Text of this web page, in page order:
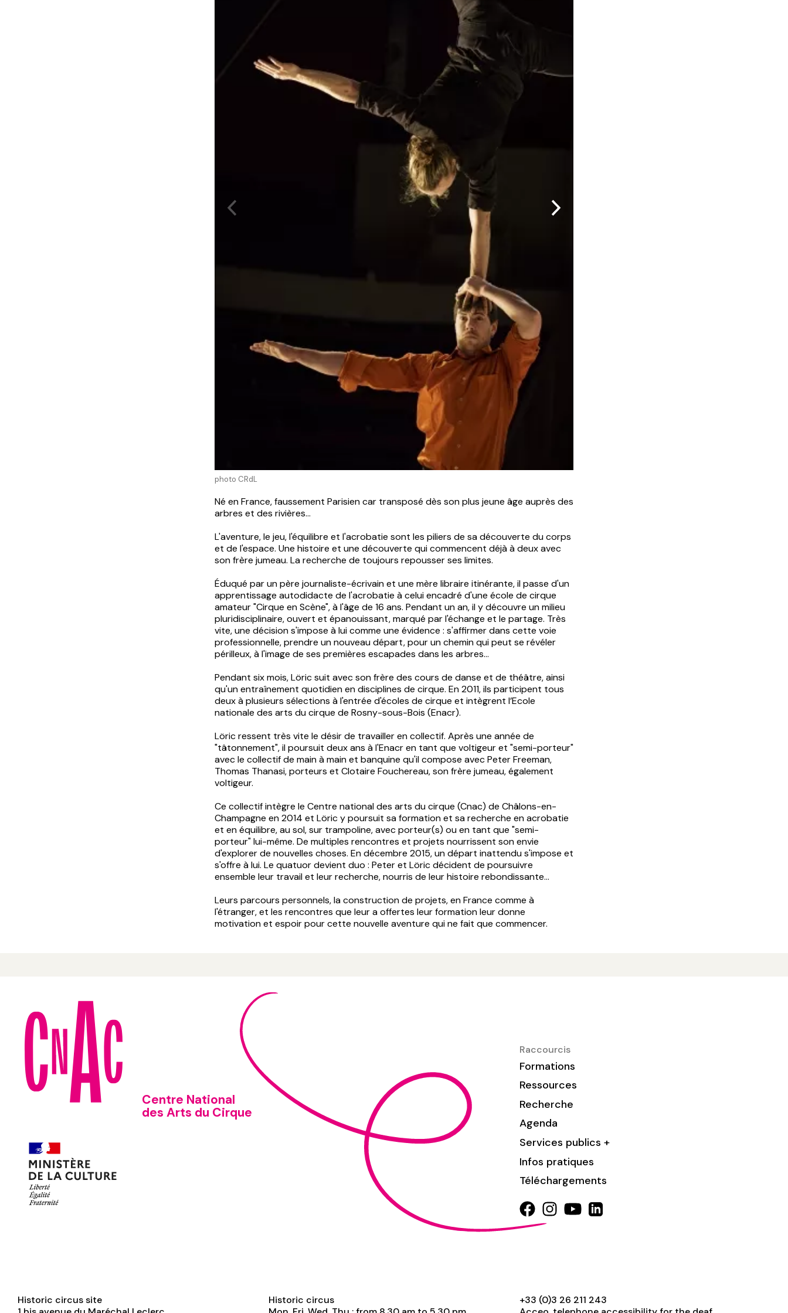
photo CRdL
Né en France, faussement Parisien car transposé dès son plus jeune âge auprès des
arbres et des rivières...
L'aventure, le jeu, l'équilibre et l'acrobatie sont les piliers de sa découverte du corps
et de l'espace. Une histoire et une découverte qui commencent déjà à deux avec
son frère jumeau. La recherche de toujours repousser ses limites.
Éduqué par un père journaliste-écrivain et une mère libraire itinérante, il passe d'un
apprentissage autodidacte de l'acrobatie à celui encadré d'une école de cirque
amateur "Cirque en Scène", à l'âge de 16 ans. Pendant un an, il y découvre un milieu
pluridisciplinaire, ouvert et épanouissant, marqué par l'échange et le partage. Très
vite, une décision s'impose à lui comme une évidence : s'affirmer dans cette voie
professionnelle, prendre un nouveau départ, pour un chemin qui peut se révéler
périlleux, à l'image de ses premières escapades dans les arbres...
Pendant six mois, Löric suit avec son frère des cours de danse et de théâtre, ainsi
qu'un entraînement quotidien en disciplines de cirque. En 2011, ils participent tous
deux à plusieurs sélections à l'entrée d'écoles de cirque et intègrent l’Ecole
nationale des arts du cirque de Rosny-sous-Bois (Enacr).
Löric ressent très vite le désir de travailler en collectif. Après une année de
"tâtonnement", il poursuit deux ans à l'Enacr en tant que voltigeur et "semi-porteur"
avec le collectif de main à main et banquine qu'il compose avec Peter Freeman,
Thomas Thanasi, porteurs et Clotaire Fouchereau, son frère jumeau, également
voltigeur.
Ce collectif intègre le Centre national des arts du cirque (Cnac) de Châlons-en-
Champagne en 2014 et Löric y poursuit sa formation et sa recherche en acrobatie
et en équilibre, au sol, sur trampoline, avec porteur(s) ou en tant que "semi-
porteur" lui-même. De multiples rencontres et projets nourrissent son envie
d'explorer de nouvelles choses. En décembre 2015, un départ inattendu s'impose et
s'offre à lui. Le quatuor devient duo : Peter et Löric décident de poursuivre
ensemble leur travail et leur recherche, nourris de leur histoire rebondissante...
Leurs parcours personnels, la construction de projets, en France comme à
l'étranger, et les rencontres que leur a offertes leur formation leur donne
motivation et espoir pour cette nouvelle aventure qui ne fait que commencer.
Centre National
des Arts du Cirque
Raccourcis
Formations
Ressources
Recherche
Agenda
Services publics +
Infos pratiques
Téléchargements
Historic circus site
Historic circus
+33 (0)3 26 211 243